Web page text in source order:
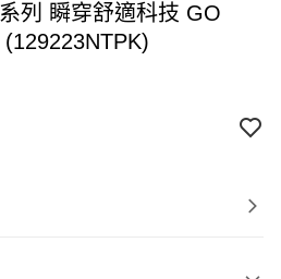
列 瞬穿舒適科技 GO